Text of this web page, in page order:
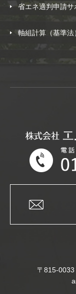
省エネ適判申請サ
軸組計算（基準法
〒815-